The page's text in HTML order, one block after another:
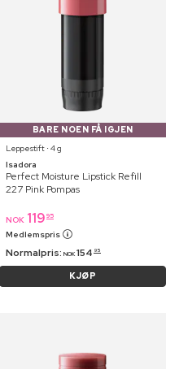
BARE NOEN FÅ IGJEN
Leppestift ⋅ 4 g
Isadora
Perfect Moisture Lipstick Refill
227 Pink Pompas
NOK 119 95
Medlemspris
Normalpris: NOK 154 95
KJØP